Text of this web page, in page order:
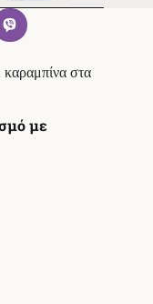
στα
με